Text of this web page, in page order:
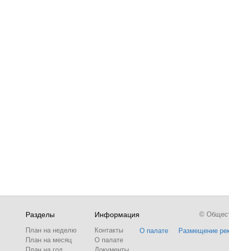
Разделы
План на неделю
План на месяц
Информация
Контакты
О палате
О палате Размещение
©